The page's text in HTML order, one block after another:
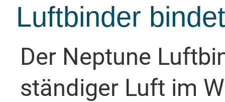
Luftbinder
Der Neptune
ständiger Luft im